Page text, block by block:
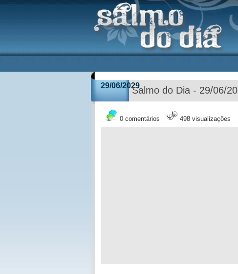
29/06/2029Salmo do Dia - 29/06/
0 comentários 498 visualizações